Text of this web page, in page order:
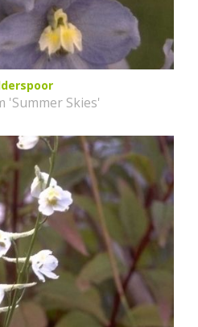
'Summer Skies'